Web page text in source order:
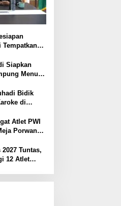
Tempatkan
Siapkan
Menuju
Bidik
di
Atlet PWI
Porwanas
Tuntas,
12 Atlet